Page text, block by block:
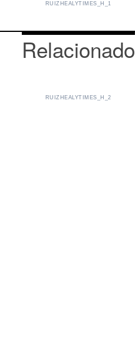
RUIZHEALYTIMES_H_1
Relacionado
RUIZHEALYTIMES_H_2